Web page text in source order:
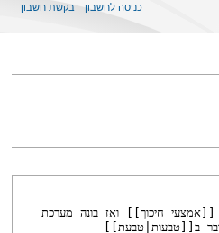
כניסה לחשבון בקשת חשבון